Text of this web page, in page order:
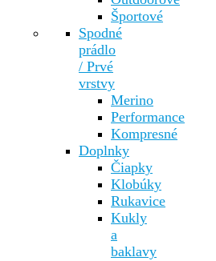
Športové
Spodné
prádlo
/ Prvé
vrstvy
Merino
Performance
Kompresné
Doplnky
Čiapky
Klobúky
Rukavice
Kukly
a
baklavy